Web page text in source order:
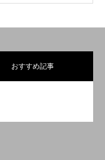
おすすめ記事